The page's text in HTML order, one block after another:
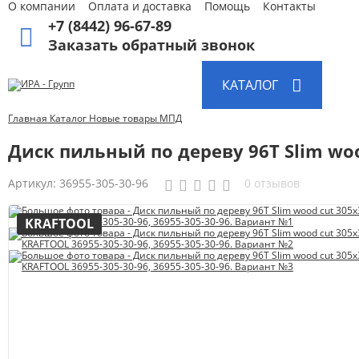
О компании Оплата и доставка Помощь Контакты
+7 (8442) 96-67-89
Заказать обратный звонок
КАТАЛОГ
Автоаксессуары и принадлежности
Инструменты и оборудование
Электроинструмент
Оборудование
Пневмоинструмент
Новые товары
Главная Каталог Новые товары МПД
Диск пильный по дереву 96Т Slim
Артикул: 36955-305-30-96 0 отзывов
KRAFTOOL